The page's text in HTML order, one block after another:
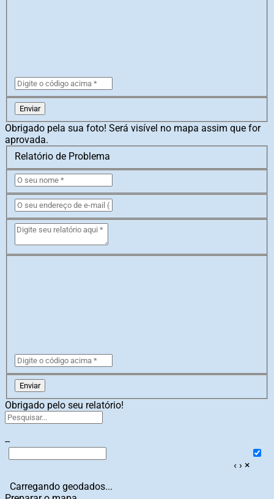
Enviar
Obrigado pela sua foto! Será visível no mapa assim que for
aprovada.
Relatório de Problema
Enviar
Obrigado pelo seu relatório!
--
‹ › ×
Carregando geodados...